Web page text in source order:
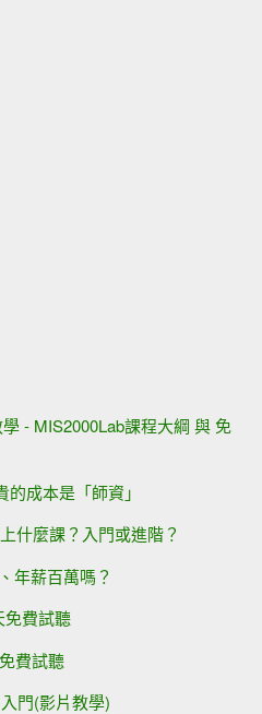
- MIS2000Lab課程大綱 與 免
成本是「師資」
什麼課？入門或進階？
年薪百萬嗎？
免費試聽
費試聽
門(影片教學)